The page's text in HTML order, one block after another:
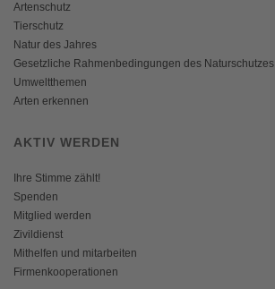
Artenschutz
Tierschutz
Natur des Jahres
Gesetzliche Rahmenbedingungen des Naturschutzes
Umweltthemen
Arten erkennen
AKTIV WERDEN
Ihre Stimme zählt!
Spenden
Mitglied werden
Zivildienst
Mithelfen und mitarbeiten
Firmenkooperationen